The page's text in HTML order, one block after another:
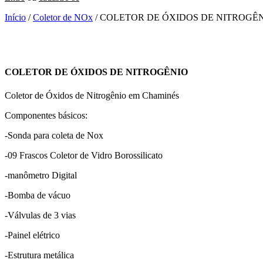
Início /Coletor de NOx / COLETOR DE ÓXIDOS DE
COLETOR DE ÓXIDOS DE NITROGÊNIO
Coletor de Óxidos de Nitrogênio em Chaminés
Componentes básicos:
-Sonda para coleta de Nox
-09 Frascos Coletor de Vidro Borossilicato
-manômetro Digital
-Bomba de vácuo
-Válvulas de 3 vias
-Painel elétrico
-Estrutura metálica